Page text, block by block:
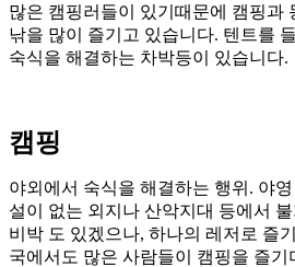
많은 캠핑러들이 있기때문에 캠핑과
낚을 많이 즐기고 있습니다. 텐트를
숙식을 해결하는 차박등이 있습니다.
캠핑
야외에서 숙식을 해결하는 행위. 야
설이 없는 외지나 산악지대 등에서
비박 도 있겠으나, 하나의 레저로 즐
국에서도 많은 사람들이 캠핑을 즐